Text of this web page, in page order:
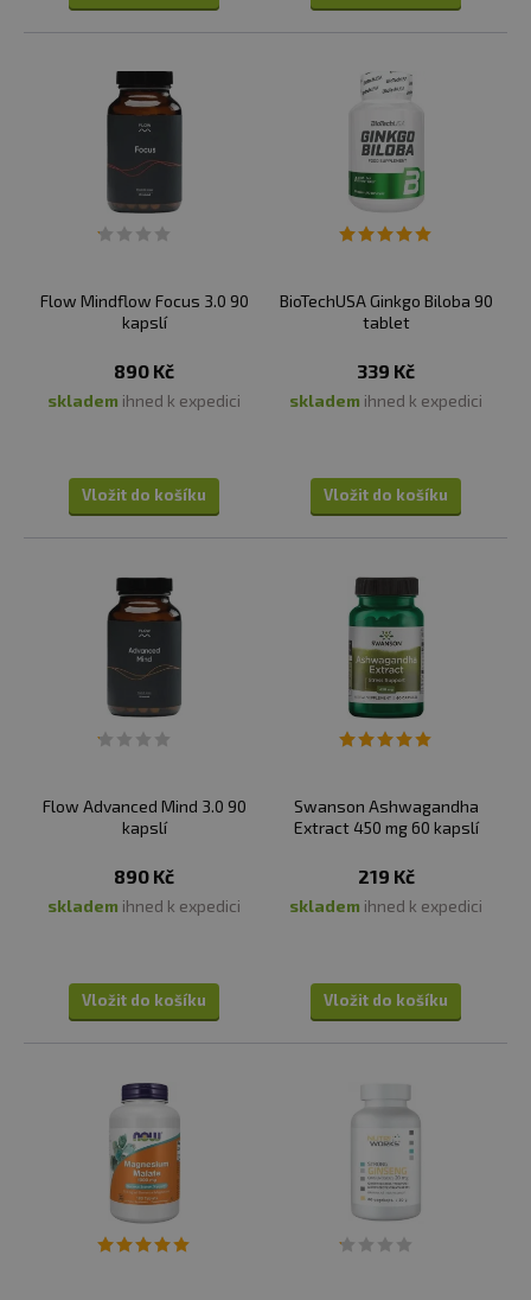
Flow Mindflow Focus 3.0 90
kapslí
890 Kč
skladem ihned k expedici
Vložit do košíku
BioTechUSA Ginkgo Biloba 90
tablet
339 Kč
skladem ihned k expedici
Vložit do košíku
Flow Advanced Mind 3.0 90
kapslí
890 Kč
skladem ihned k expedici
Vložit do košíku
Swanson Ashwagandha
Extract 450 mg 60 kapslí
219 Kč
skladem ihned k expedici
Vložit do košíku